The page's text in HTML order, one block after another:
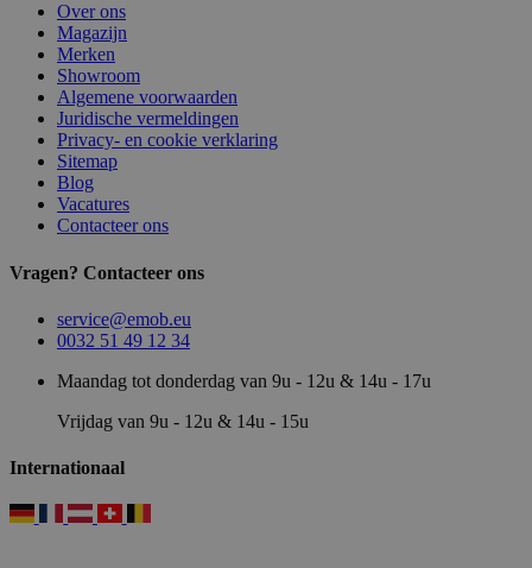
Over ons
Magazijn
Merken
Showroom
Algemene voorwaarden
Juridische vermeldingen
Privacy- en cookie verklaring
Sitemap
Blog
Vacatures
Contacteer ons
Vragen? Contacteer ons
service@emob.eu
0032 51 49 12 34
Maandag tot donderdag van 9u - 12u & 14u - 17u
Vrijdag van 9u - 12u & 14u - 15u
Internationaal